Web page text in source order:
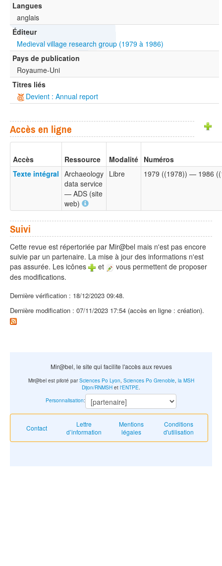
Langues
anglais
Éditeur
Medieval village research group (1979 à 1986)
Pays de publication
Royaume-Uni
Titres liés
Devient : Annual report
Accès en ligne
Accès Ressource Modalité Numéros
Texte intégral Archaeology
data service
— ADS (site
web)
Libre 1979 ((1978)) — 1986
Suivi
Cette revue est répertoriée par Mir@bel mais n'est pas encore
suivie par un partenaire. La mise à jour des informations n'est
pas assurée. Les icônes
et
vous permettent de proposer
des modifications.
Dernière vérification : 18/12/2023 09:48.
Dernière modification : 07/11/2023 17:54 (accès en ligne : création).
Mir@bel, le site qui facilite l'accès aux revues
Contact
Lettre
d’information
Mentions
légales
Conditions
d'utilisation
Mir@bel est piloté parSciences Po Lyon Sciences Po Grenoble, la MSH
Dijon/RNMSH et l'ENTPE
Personnalisation: